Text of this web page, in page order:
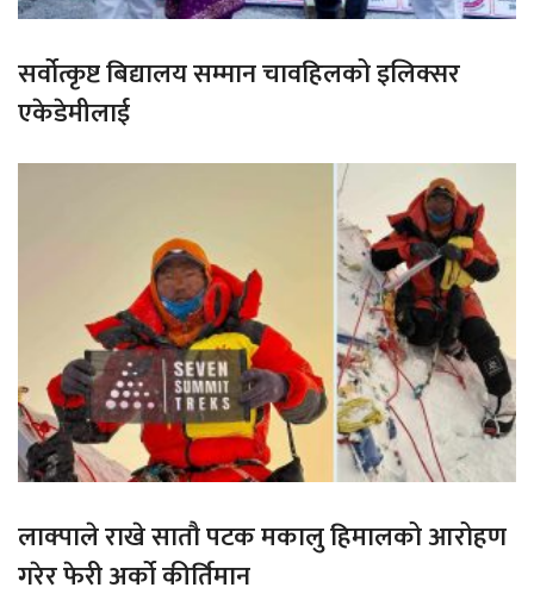
सर्वोत्कृष्ट बिद्यालय सम्मान चावहिलको इलिक्सर
एकेडेमीलाई
लाक्पाले राखे सातौ पटक मकालु हिमालको आरोहण
गरेर फेरी अर्को कीर्तिमान